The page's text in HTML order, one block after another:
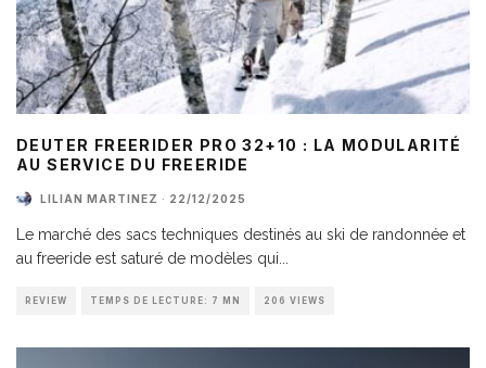
DEUTER FREERIDER PRO 32+10 : LA MODULARITÉ
AU SERVICE DU FREERIDE
LILIAN MARTINEZ · 22/12/2025
Le marché des sacs techniques destinés au ski de randonnée et
au freeride est saturé de modèles qui
REVIEW TEMPS DE LECTURE: 7 MN 206 VIEWS